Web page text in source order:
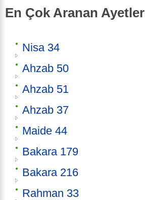
En Çok Aranan Ayetler
Nisa 34
Ahzab 50
Ahzab 51
Ahzab 37
Maide 44
Bakara 179
Bakara 216
Rahman 33